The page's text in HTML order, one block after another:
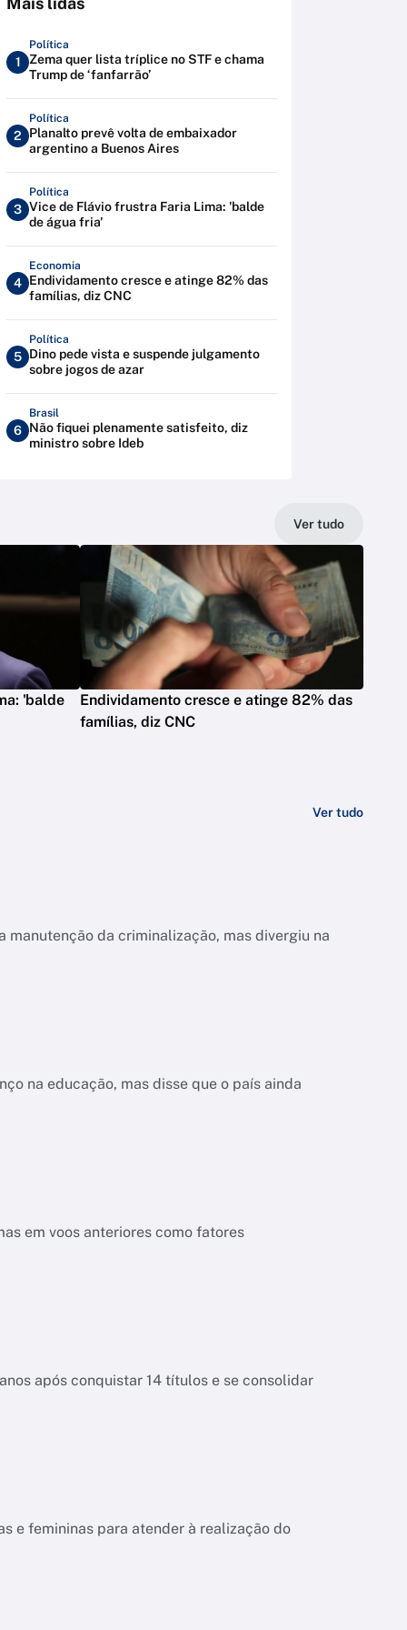
1
Política
Zema quer lista tríplice no STF e chama
Trump de ‘fanfarrão’
2
Política
Planalto prevê volta de embaixador
argentino a Buenos Aires
3
Política
Vice de Flávio frustra Faria Lima: 'balde
de água fria'
4
Economia
Endividamento cresce e atinge 82% das
famílias, diz CNC
5
Política
Dino pede vista e suspende julgamento
sobre jogos de azar
6
Brasil
Não fiquei plenamente satisfeito, diz
ministro sobre Ideb
Ver tudo
'balde
Endividamento cresce e atinge 82% das
famílias, diz CNC
Ver tudo
da criminalização, mas divergiu na
na educação, mas disse que o país ainda
em voos anteriores como fatores
após conquistar 14 títulos e se consolidar
e femininas para atender à realização do